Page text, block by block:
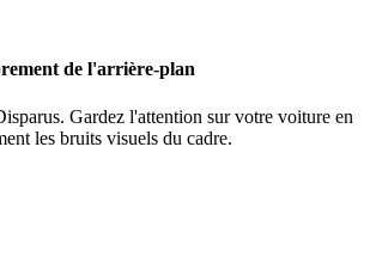
de l'arrière-plan
Gardez l'attention sur votre voiture en
les bruits visuels du cadre.